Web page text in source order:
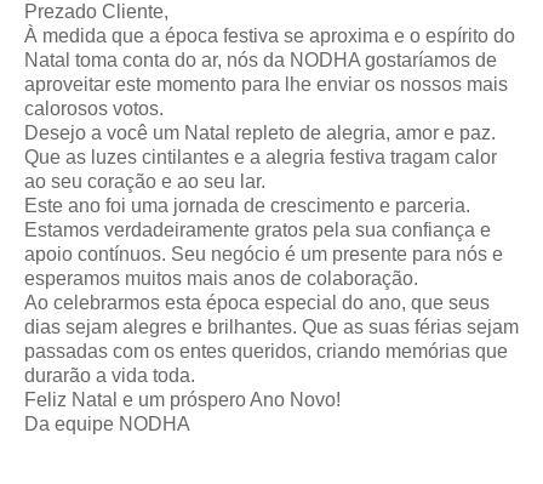
Prezado Cliente,
À medida que a época festiva se aproxima e o espírito do
Natal toma conta do ar, nós da NODHA gostaríamos de
aproveitar este momento para lhe enviar os nossos mais
calorosos votos.
Desejo a você um Natal repleto de alegria, amor e paz.
Que as luzes cintilantes e a alegria festiva tragam calor
ao seu coração e ao seu lar.
Este ano foi uma jornada de crescimento e parceria.
Estamos verdadeiramente gratos pela sua confiança e
apoio contínuos. Seu negócio é um presente para nós e
esperamos muitos mais anos de colaboração.
Ao celebrarmos esta época especial do ano, que seus
dias sejam alegres e brilhantes. Que as suas férias sejam
passadas com os entes queridos, criando memórias que
durarão a vida toda.
Feliz Natal e um próspero Ano Novo!
Da equipe NODHA